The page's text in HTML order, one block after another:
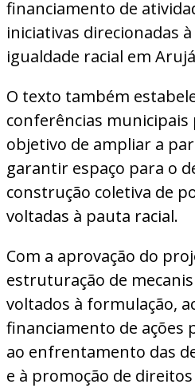
financiamento de
iniciativas direcionadas
igualdade racial em
O texto também
conferências municipais
objetivo de ampliar a
garantir espaço para o
construção coletiva de
voltadas à pauta racial.
Com a aprovação do
estruturação de
voltados à formulação,
financiamento de ações
ao enfrentamento das
e à promoção de